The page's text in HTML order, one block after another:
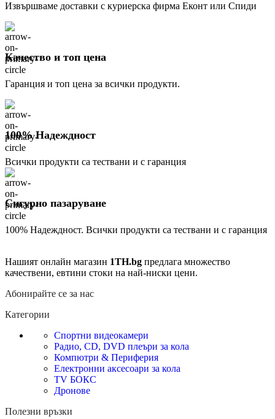
Извършваме доставки с куриерска фирма Еконт или Спиди
Качество и топ цена
Гаранция и топ цена за всички продукти.
100% Надеждност
Всички продукти са тествани и с гаранция
Сигурно пазаруване
100% Надеждност. Всички продукти са тествани и с гаранция
Нашият онлайн магазин 1TH.bg предлага множество
качествени, евтини стоки на най-ниски цени.
Абонирайте се за нас
Категории
Спортни видеокамери
Радио, CD, DVD плеъри за кола
Компютри & Периферия
Електронни аксесоари за кола
TV БОКС
Дронове
Полезни връзки